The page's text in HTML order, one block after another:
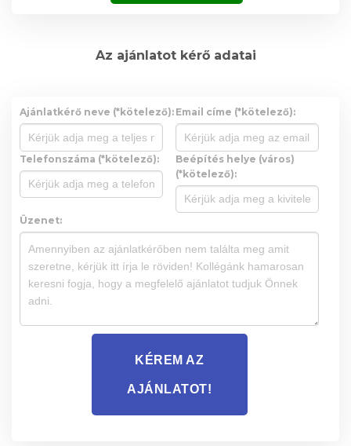
Az ajánlatot kérő adatai
Ajánlatkérő neve (*kötelező): Email címe (*kötelező):
Telefonszáma (*kötelező):
Beépítés helye (város)
(*kötelező):
Üzenet:
KÉREM AZ
AJÁNLATOT!